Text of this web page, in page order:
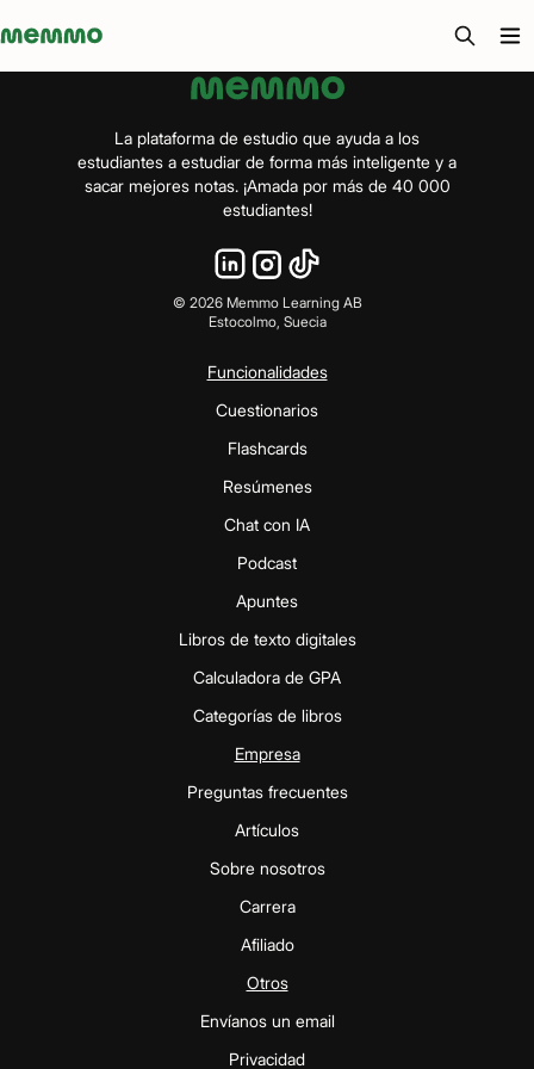
Memmo - AI-verktyg och digital kurslitteratur
La plataforma de estudio que ayuda a los
estudiantes a estudiar de forma más inteligente y a
sacar mejores notas. ¡Amada por más de 40 000
estudiantes!
© 2026Memmo Learning AB
Estocolmo, Suecia
Funcionalidades
Cuestionarios
Flashcards
Resúmenes
Chat con IA
Podcast
Apuntes
Libros de texto digitales
Calculadora de GPA
Categorías de libros
Empresa
Preguntas frecuentes
Artículos
Sobre nosotros
Carrera
Afiliado
Otros
Envíanos un email
Privacidad